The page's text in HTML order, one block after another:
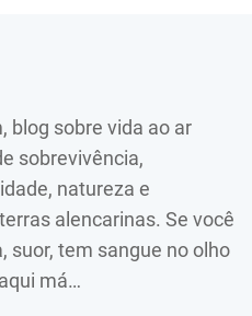
blog sobre vida ao ar
sobrevivência,
natureza e
alencarinas. Se você
suor, tem sangue no olho
má…